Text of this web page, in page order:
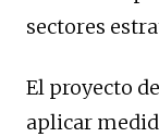
sectores
El proyecto
aplicar